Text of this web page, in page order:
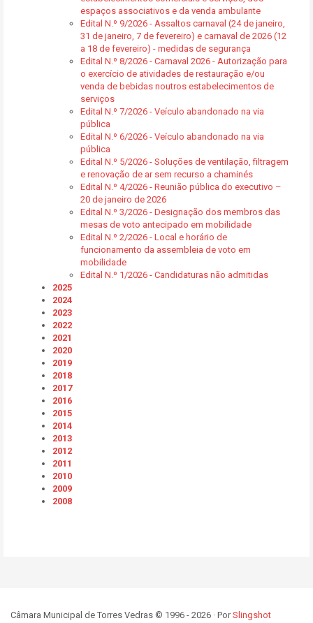
espaços associativos e da venda ambulante
Edital N.º 9/2026 - Assaltos carnaval (24 de janeiro,
31 de janeiro, 7 de fevereiro) e carnaval de 2026 (12
a 18 de fevereiro) - medidas de segurança
Edital N.º 8/2026 - Carnaval 2026 - Autorização para
o exercício de atividades de restauração e/ou
venda de bebidas noutros estabelecimentos de
serviços
Edital N.º 7/2026 - Veículo abandonado na via
pública
Edital N.º 6/2026 - Veículo abandonado na via
pública
Edital N.º 5/2026 - Soluções de ventilação, filtragem
e renovação de ar sem recurso a chaminés
Edital N.º 4/2026 - Reunião pública do executivo –
20 de janeiro de 2026
Edital N.º 3/2026 - Designação dos membros das
mesas de voto antecipado em mobilidade
Edital N.º 2/2026 - Local e horário de
funcionamento da assembleia de voto em
mobilidade
Edital N.º 1/2026 - Candidaturas não admitidas
2025
2024
2023
2022
2021
2020
2019
2018
2017
2016
2015
2014
2013
2012
2011
2010
2009
2008
Câmara Municipal de Torres Vedras © 1996 - 2026 · PorSlingshot